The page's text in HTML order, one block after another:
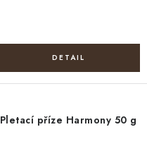
Pletací příze Harmony 50 g